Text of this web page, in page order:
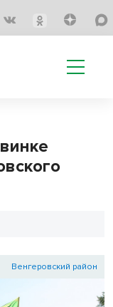
Венгеровский район